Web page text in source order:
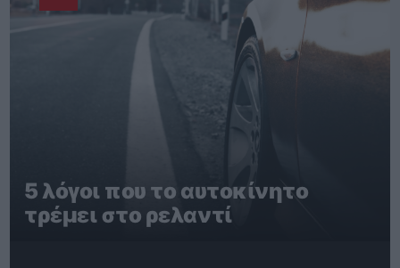
5 λόγοι που το αυτοκίνητο
τρέμει στο ρελαντί